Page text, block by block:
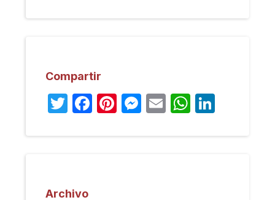
Compartir
Twitter
Facebook
Pinterest
Messenger
Email
Archivo